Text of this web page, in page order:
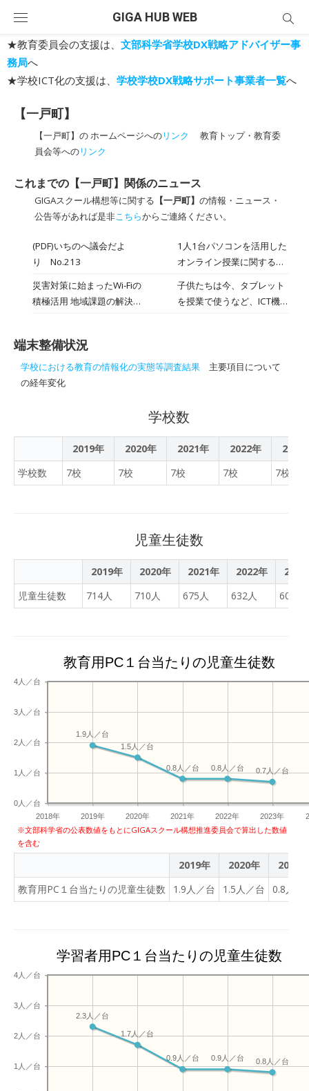
content
GIGA HUB WEB
★教育委員会の支援は、 文部科学省学校DX戦略アドバイザー事
務局へ
★学校ICT化の支援は、 学校学校DX戦略サポート事業者一覧へ
【一戸町】
【一戸町】の ホームページへのリンク
教育トップ・教育委
員会等へのリンク
これまでの【一戸町】関係のニュース
GIGAスクール構想等に関する 【一戸町】 の情報・ニュース・
公告等があれば是非こちらからご連絡ください。
(PDF)いちのへ議会だよ
り No.213
1人1台パソコンを活用した
オンライン授業に関する質
ページ）。
災害対策に始まったWi-Fiの
積極活用 地域課題の解決に
子供たちは今、タブレット
を授業で使うなど、ICT機
端末整備状況
学校における教育の情報化の実態等調査結果 主要項目について
の経年変化
学校数
2019年 2020年 2021年 2022年
2023
学校数
7校 7校 7校 7校 7校
児童生徒数
2019年 2020年 2021年 2022年
2023
児童生徒数
714人 710人 675人 632人 606人
教育用PC１台当たりの児童生徒数
2018年 2019年 2020年 2021年 2022年 2023年
0人／台
1人／台
2人／台
3人／台
4人／台
0.7人／台
0.8人／台
0.8人／台
1.5人／台
1.9人／台
※文部科学省の公表数値をもとにGIGAスクール構想推進委員会で算出した数値
を含む
2019年 2020年
2021年
教育用PC１台当たりの児童生徒数
1.9人／台 1.5人／台 0.8人／
学習者用PC１台当たりの児童生徒数
1人／台
2人／台
3人／台
4人／台
0.8人／台
0.9人／台
0.9人／台
1.7人／台
2.3人／台